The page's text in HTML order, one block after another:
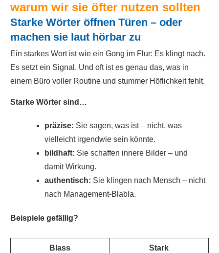
warum wir sie öfter nutzen sollten
Starke Wörter öffnen Türen – oder
machen sie laut hörbar zu
Ein starkes Wort ist wie ein Gong im Flur: Es klingt nach.
Es setzt ein Signal. Und oft ist es genau das, was in
einem Büro voller Routine und stummer Höflichkeit fehlt.
Starke Wörter sind…
präzise: Sie sagen, was ist – nicht, was
vielleicht irgendwie sein könnte.
bildhaft: Sie schaffen innere Bilder – und
damit Wirkung.
authentisch: Sie klingen nach Mensch – nicht
nach Management-Blabla.
Beispiele gefällig?
Blass Stark